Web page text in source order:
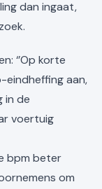
dan ingaat,
‘’Op korte
eindheffing aan,
in de
voertuig
bpm beter
om